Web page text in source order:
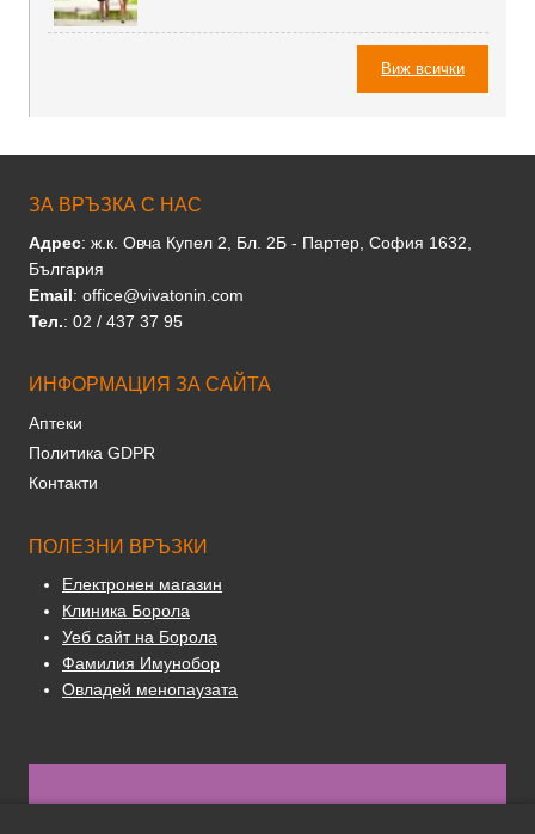
Виж всички
ЗА ВРЪЗКА С НАС
Адрес: ж.к. Овча Купел 2, Бл. 2Б - Партер, София 1632,
България
Email: office@vivatonin.com
Тел.: 02 / 437 37 95
ИНФОРМАЦИЯ ЗА САЙТА
Аптеки
Политика GDPR
Контакти
ПОЛЕЗНИ ВРЪЗКИ
Електронен магазин
Клиника Борола
Уеб сайт на Борола
Фамилия Имунобор
Овладей менопаузата